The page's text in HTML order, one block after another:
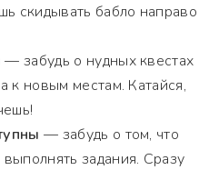
скидывать бабло направо
— забудь о нудных квестах
к новым местам. Катайся,
— забудь о том, что
задания. Сразу